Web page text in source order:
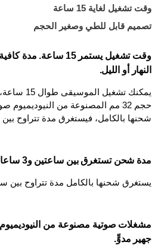
وقت تشغيل لغاية 15 ساعة
تصميم قابل للطي وصغير الحجم
وقت تشغيل يستمر 15
النهار أو الليل.
يمكنك
حجم 32 مم المصنوعة من النيوديميوم
شحنها بالكامل، فيستغرق مدة تتراوح بين
مدة شحن تستغرق بين ساعتين و3 ساعات.
يستغرق شحنها بالكامل مدة تتراوح بين ساعتين
جهير مدوٍّ.